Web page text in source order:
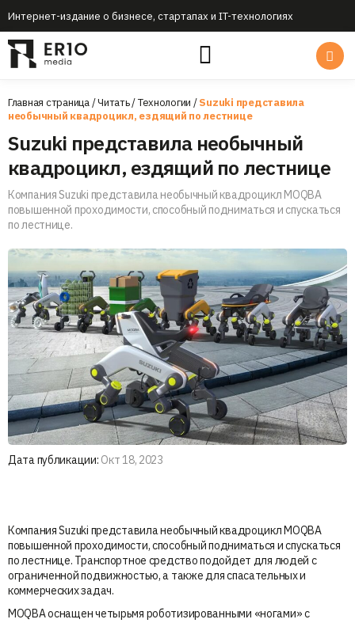
Интернет-издание о бизнесе, стартапах и IT-технологиях
Главная страница/Читать/Технологии /Suzuki представила
необычный квадроцикл, ездящий по лестнице
Suzuki представила необычный
квадроцикл, ездящий по лестнице
Компания Suzuki представила необычный квадроцикл MOQBA
повышенной проходимости, способный подниматься и спускаться
по лестнице.
Дата публикации: Окт 18, 2023
Компания Suzuki представила необычный квадроцикл MOQBA
повышенной проходимости, способный подниматься и спускаться
по лестнице. Транспортное средство подойдет для людей с
ограниченной подвижностью, а также для спасательных и
коммерческих задач.
MOQBA оснащен четырьмя роботизированными «ногами» с